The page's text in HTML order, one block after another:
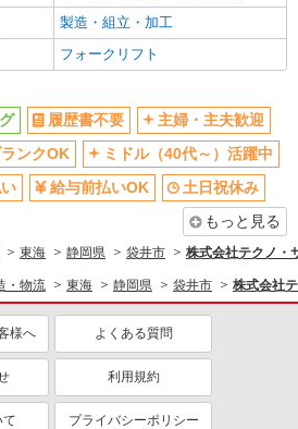
製造・組立・加工
フォークリフト
履歴書不要
主婦・主夫歓迎
ンクOK
ミドル（40代～）活躍中
給与前払いOK
土日祝休み
もっと見る
東海 静岡県 袋井市 株式会社テクノ・
・物流 東海 静岡県 袋井市 株式会社
様へ よくある質問
利用規約
て プライバシーポリシー